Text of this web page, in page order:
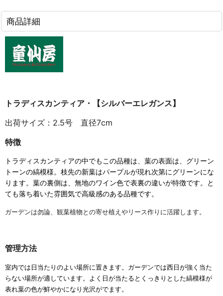
商品詳細
トラディスカンティア・【シルバーエレガンス】
出荷サイズ：2.5号 直径7cm
特徴
トラディスカンティアの中でもこの品種は、葉の表面は、グリーン
トーンの縞模様。枝先の新葉はパープルが現れ次第にグリーンにな
ります。葉の裏側は、無地のワイン色で表裏の違いが特徴です。と
ても落ち着いた雰囲気で高級感のある品種です。
ガーデンは勿論、観葉植物との寄せ植えやリース作りに活躍します。
管理方法
室内では日当たりのよい場所に置きます。ガーデンでは西日が強く当た
らない場所が適しています。よく日が当たるとくっきりとした縞模様が
表れ葉の色が鮮やかになり光沢がでます。